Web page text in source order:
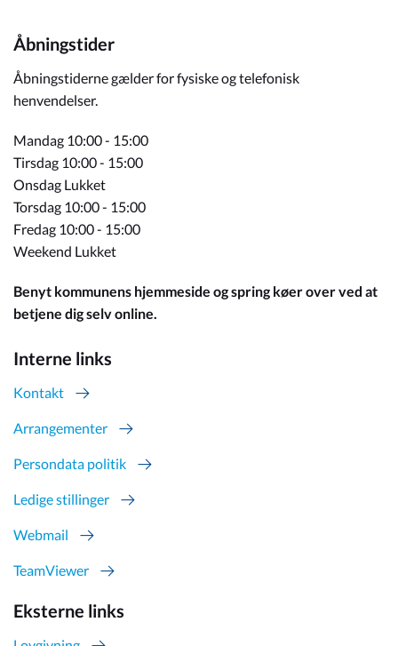
Åbningstider
Åbningstiderne gælder for fysiske og telefonisk
henvendelser.
Mandag 10:00 - 15:00
Tirsdag 10:00 - 15:00
Onsdag Lukket
Torsdag 10:00 - 15:00
Fredag 10:00 - 15:00
Weekend Lukket
Benyt kommunens hjemmeside og spring køer over ved at
betjene dig selv online.
Interne links
Kontakt
Arrangementer
Persondata politik
Ledige stillinger
Webmail
TeamViewer
Eksterne links